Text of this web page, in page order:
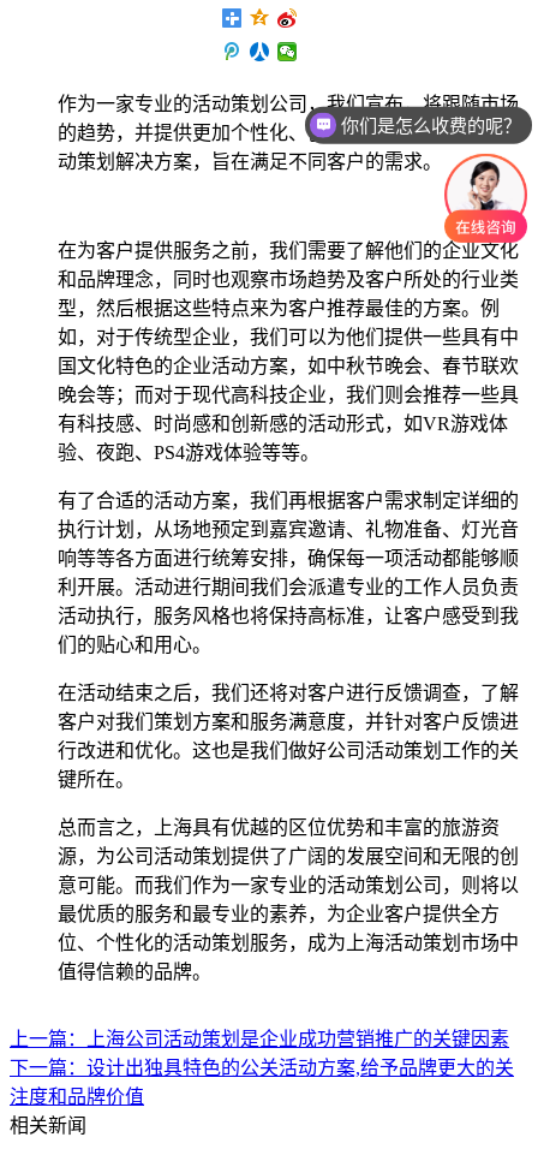
作为一家专业的活动策划公司，我们宣布，将跟随市场
的趋势，并提供更加个性化、创新化和定制化的企业活
动策划解决方案，旨在满足不同客户的需求。
在为客户提供服务之前，我们需要了解他们的企业文化
和品牌理念，同时也观察市场趋势及客户所处的行业类
型，然后根据这些特点来为客户推荐最佳的方案。例
如，对于传统型企业，我们可以为他们提供一些具有中
国文化特色的企业活动方案，如中秋节晚会、春节联欢
晚会等；而对于现代高科技企业，我们则会推荐一些具
有科技感、时尚感和创新感的活动形式，如VR游戏体
验、夜跑、PS4游戏体验等等。
有了合适的活动方案，我们再根据客户需求制定详细的
执行计划，从场地预定到嘉宾邀请、礼物准备、灯光音
响等等各方面进行统筹安排，确保每一项活动都能够顺
利开展。活动进行期间我们会派遣专业的工作人员负责
活动执行，服务风格也将保持高标准，让客户感受到我
们的贴心和用心。
在活动结束之后，我们还将对客户进行反馈调查，了解
客户对我们策划方案和服务满意度，并针对客户反馈进
行改进和优化。这也是我们做好公司活动策划工作的关
键所在。
总而言之，上海具有优越的区位优势和丰富的旅游资
源，为公司活动策划提供了广阔的发展空间和无限的创
意可能。而我们作为一家专业的活动策划公司，则将以
最优质的服务和最专业的素养，为企业客户提供全方
位、个性化的活动策划服务，成为上海活动策划市场中
值得信赖的品牌。
上一篇：上海公司活动策划是企业成功营销推广的关键因素
下一篇：设计出独具特色的公关活动方案,给予品牌更大的关
注度和品牌价值
相关新闻
你们是怎么收费的呢？